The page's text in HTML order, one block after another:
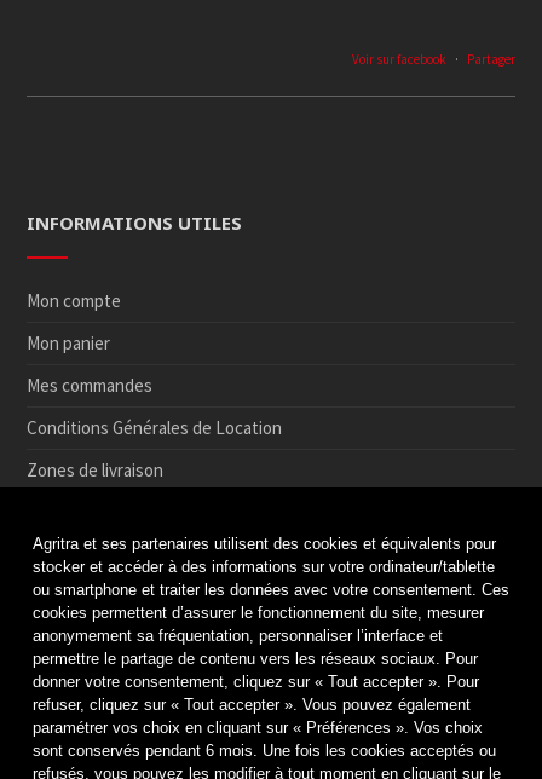
Voir sur facebook · Partager
INFORMATIONS UTILES
Mon compte
Mon panier
Mes commandes
Conditions Générales de Location
Zones de livraison
Paiement sécurisé
Médiation de la consommation
Protection des données
Politique de cookies
Mentions légales & Crédits
Agritra et ses partenaires utilisent des cookies et équivalents pour
stocker et accéder à des informations sur votre ordinateur/tablette
ou smartphone et traiter les données avec votre consentement. Ces
cookies permettent d’assurer le fonctionnement du site, mesurer
anonymement sa fréquentation, personnaliser l’interface et
permettre le partage de contenu vers les réseaux sociaux. Pour
donner votre consentement, cliquez sur « Tout accepter ». Pour
refuser, cliquez sur « Tout accepter ». Vous pouvez également
paramétrer vos choix en cliquant sur « Préférences ». Vos choix
sont conservés pendant 6 mois. Une fois les cookies acceptés ou
refusés, vous pouvez les modifier à tout moment en cliquant sur le